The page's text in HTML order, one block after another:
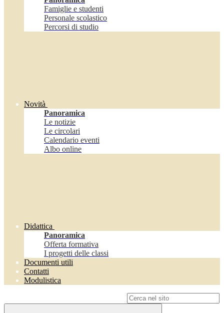
Famiglie e studenti
Personale scolastico
Percorsi di studio
Novità
Panoramica
Le notizie
Le circolari
Calendario eventi
Albo online
Didattica
Panoramica
Offerta formativa
I progetti delle classi
Documenti utili
Contatti
Modulistica